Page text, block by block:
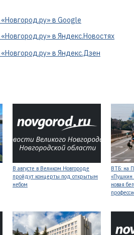
в Google
в Яндекс.Новостях
в Яндекс.Дзен
В августе в Великом Новгороде
пройдут концерты под открытым
небом
ВТБ: на
«Пушкин
новая